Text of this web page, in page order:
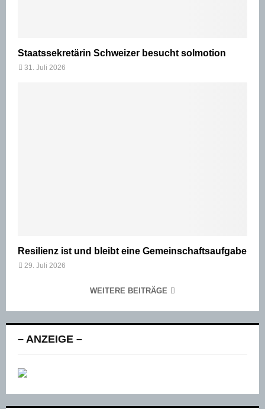
Staatssekretärin Schweizer besucht solmotion
31. Juli 2026
Resilienz ist und bleibt eine Gemeinschaftsaufgabe
29. Juli 2026
WEITERE BEITRÄGE
– ANZEIGE –